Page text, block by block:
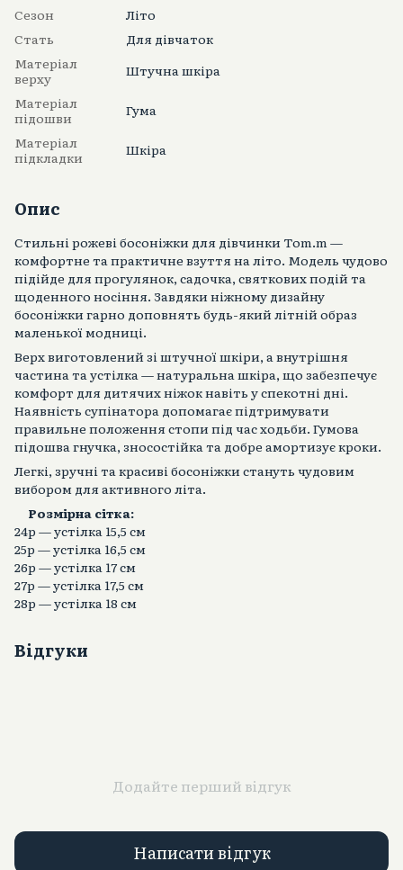
Сезон
Літо
Стать
Для дівчаток
Матеріал
верху
Штучна шкіра
Матеріал
підошви
Гума
Матеріал
підкладки
Шкіра
Опис
Стильні рожеві босоніжки для дівчинки Tom.m —
комфортне та практичне взуття на літо. Модель чудово
підійде для прогулянок, садочка, святкових подій та
щоденного носіння. Завдяки ніжному дизайну
босоніжки гарно доповнять будь-який літній образ
маленької модниці.
Верх виготовлений зі штучної шкіри, а внутрішня
частина та устілка — натуральна шкіра, що забезпечує
комфорт для дитячих ніжок навіть у спекотні дні.
Наявність супінатора допомагає підтримувати
правильне положення стопи під час ходьби. Гумова
підошва гнучка, зносостійка та добре амортизує кроки.
Легкі, зручні та красиві босоніжки стануть чудовим
вибором для активного літа.
Розмірна сітка:
24р — устілка 15,5 см
25р — устілка 16,5 см
26р — устілка 17 см
27р — устілка 17,5 см
28р — устілка 18 см
Відгуки
Додайте перший відгук
Написати відгук